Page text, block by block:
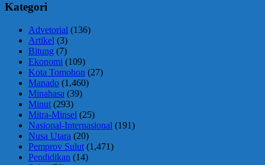
Kategori
Advetorial (136)
Artikel (3)
Bitung (7)
Ekonomi (109)
Kota Tomohon (27)
Manado (1,460)
Minahasa (39)
Minut (293)
Mitra-Minsel (25)
Nasional-Internasional (191)
Nusa Utara (20)
Pemprov Sulut (1,471)
Pendidikan (14)